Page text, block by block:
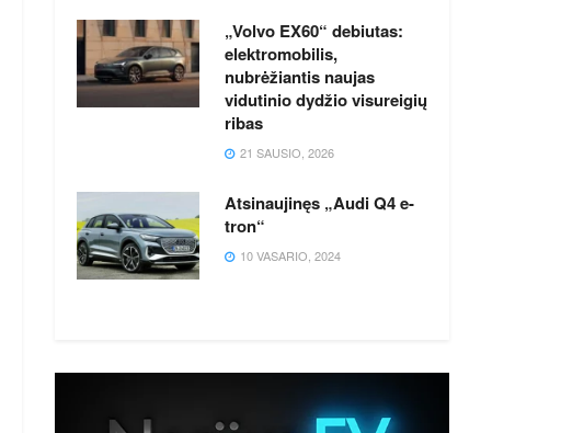
„Volvo EX60“ debiutas:
elektromobilis,
nubrėžiantis naujas
vidutinio dydžio visureigių
ribas
21 SAUSIO, 2026
Atsinaujinęs „Audi Q4 e-
tron“
10 VASARIO, 2024